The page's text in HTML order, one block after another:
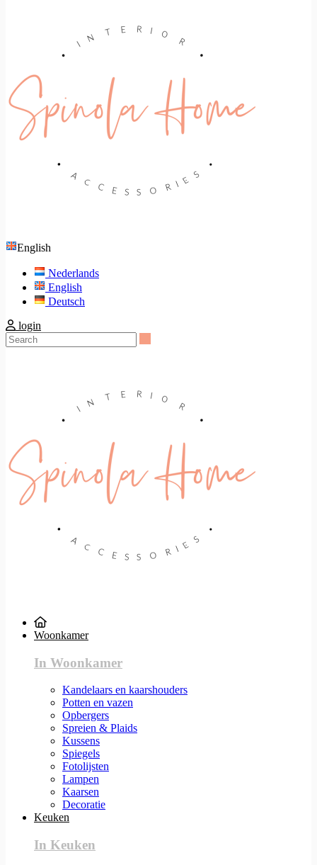
English
Nederlands
English
Deutsch
login
Woonkamer
In Woonkamer
Kandelaars en kaarshouders
Potten en vazen
Opbergers
Spreien & Plaids
Kussens
Spiegels
Fotolijsten
Lampen
Kaarsen
Decoratie
Keuken
In Keuken